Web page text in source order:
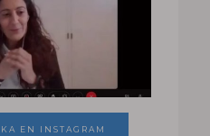
EN INSTAGRAM